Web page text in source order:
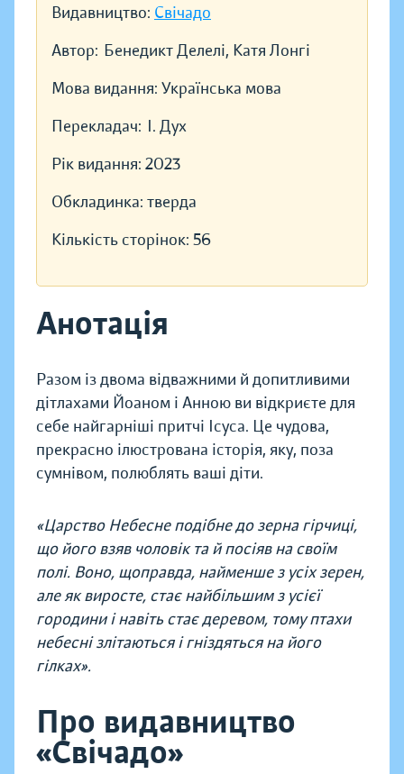
Видавництво: Свічадо
Автор: Бенедикт Делелі, Катя Лонгі
Мова видання: Українська мова
Перекладач: І. Дух
Рік видання: 2023
Обкладинка: тверда
Кількість сторінок: 56
Анотація
Разом із двома відважними й допитливими
дітлахами Йоаном і Анною ви відкриєте для
себе найгарніші притчі Ісуса. Це чудова,
прекрасно ілюстрована історія, яку, поза
сумнівом, полюблять ваші діти.
«Царство Небесне подібне до зерна гірчиці,
що його взяв чоловік та й посіяв на своїм
полі. Воно, щоправда, найменше з усіх зерен,
але як виросте, стає найбільшим з усієї
городини і навіть стає деревом, тому птахи
небесні злітаються і гніздяться на його
гілках».
Про видавництво
«Свічадо»